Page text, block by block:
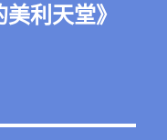
美利天堂》